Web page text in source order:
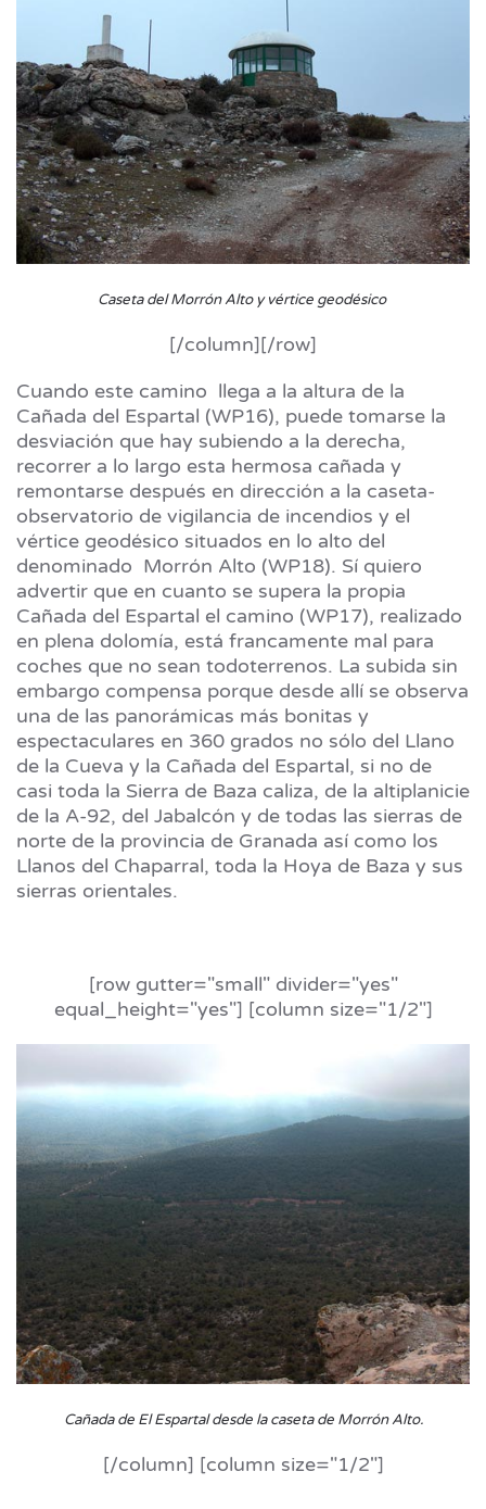
Caseta del Morrón Alto y vértice geodésico
[/column][/row]
Cuando este camino llega a la altura de la
Cañada del Espartal (WP16), puede tomarse la
desviación que hay subiendo a la derecha,
recorrer a lo largo esta hermosa cañada y
remontarse después en dirección a la caseta-
observatorio de vigilancia de incendios y el
vértice geodésico situados en lo alto del
denominado Morrón Alto (WP18). Sí quiero
advertir que en cuanto se supera la propia
Cañada del Espartal el camino (WP17), realizado
en plena dolomía, está francamente mal para
coches que no sean todoterrenos. La subida sin
embargo compensa porque desde allí se observa
una de las panorámicas más bonitas y
espectaculares en 360 grados no sólo del Llano
de la Cueva y la Cañada del Espartal, si no de
casi toda la Sierra de Baza caliza, de la altiplanicie
de la A-92, del Jabalcón y de todas las sierras de
norte de la provincia de Granada así como los
Llanos del Chaparral, toda la Hoya de Baza y sus
sierras orientales.
[row gutter="small" divider="yes"
equal_height="yes"] [column size="1/2"]
Cañada de El Espartal desde la caseta de Morrón Alto.
[/column] [column size="1/2"]